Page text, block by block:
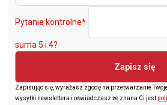
Pytanie kontrolne*
suma 5 i 4?
Zapisz się
Zapisując się, wyrażasz zgodę na przetwarzanie
wysyłki newslettera i oświadczasz że znana Ci jest